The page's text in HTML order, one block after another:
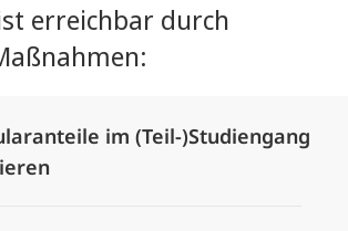
erreichbar durch
im (Teil-)Studiengang